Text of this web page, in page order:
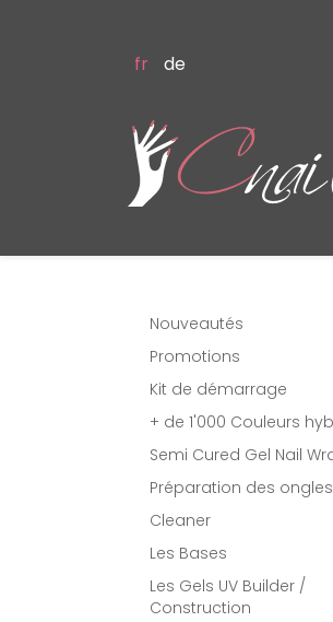
fr de
Nouveautés
Promotions
Kit de démarrage
+ de 1'000 Couleurs
Semi Cured Gel Nail
Préparation des ongles
Cleaner
Les Bases
Les Gels UV Builder /
Construction